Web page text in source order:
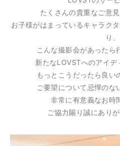
たくさんの貴重なご意
お子様がはまっているキャラク
り、
こんな撮影会があったら
新たなLOVSTへのアイデ
もっとこうだったら良い
ご要望について忌憚のな
非常に有意義なお時
ご協力賜り誠にあり